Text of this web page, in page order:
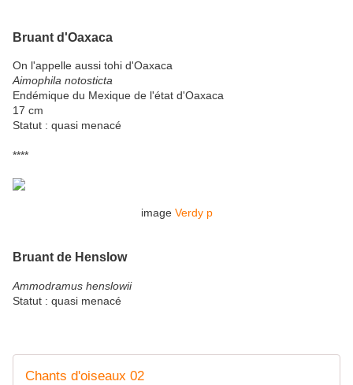
Bruant d'Oaxaca
On l'appelle aussi tohi d'Oaxaca
Aimophila notosticta
Endémique du Mexique de l'état d'Oaxaca
17 cm
Statut : quasi menacé
****
image Verdy p
Bruant de Henslow
Ammodramus henslowii
Statut : quasi menacé
Chants d'oiseaux 02